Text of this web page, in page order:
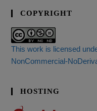
COPYRIGHT
This work is licensed
NonCommercial-
HOSTING